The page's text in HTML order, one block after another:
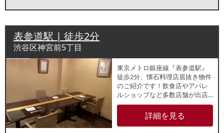
表参道駅 | 徒歩2分
渋谷区神宮前5丁目
東京メトロ銀座線『表参道駅』
徒歩2分、懐⽯料理店居抜き物件
のご紹介です！飲食店やアパレ
ルショップなど多数店舗が出店
中のエリア！向かいには青山学
院大学があり、学生から大人ま
で幅広い客層の集客が期待でき
詳細を見る